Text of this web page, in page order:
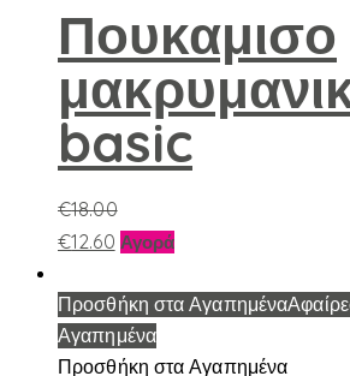
επιλογές
μπορούν
να
επιλεγούν
στη
του
προϊόντος
Πουκαμισο
basic
€18.00
€12.60 ΑγοράΑυτό
προϊόν
πολλαπλές
Προσθήκη στα Αγαπημένα
Αγαπημένα
Προσθήκη στα Αγαπημένα